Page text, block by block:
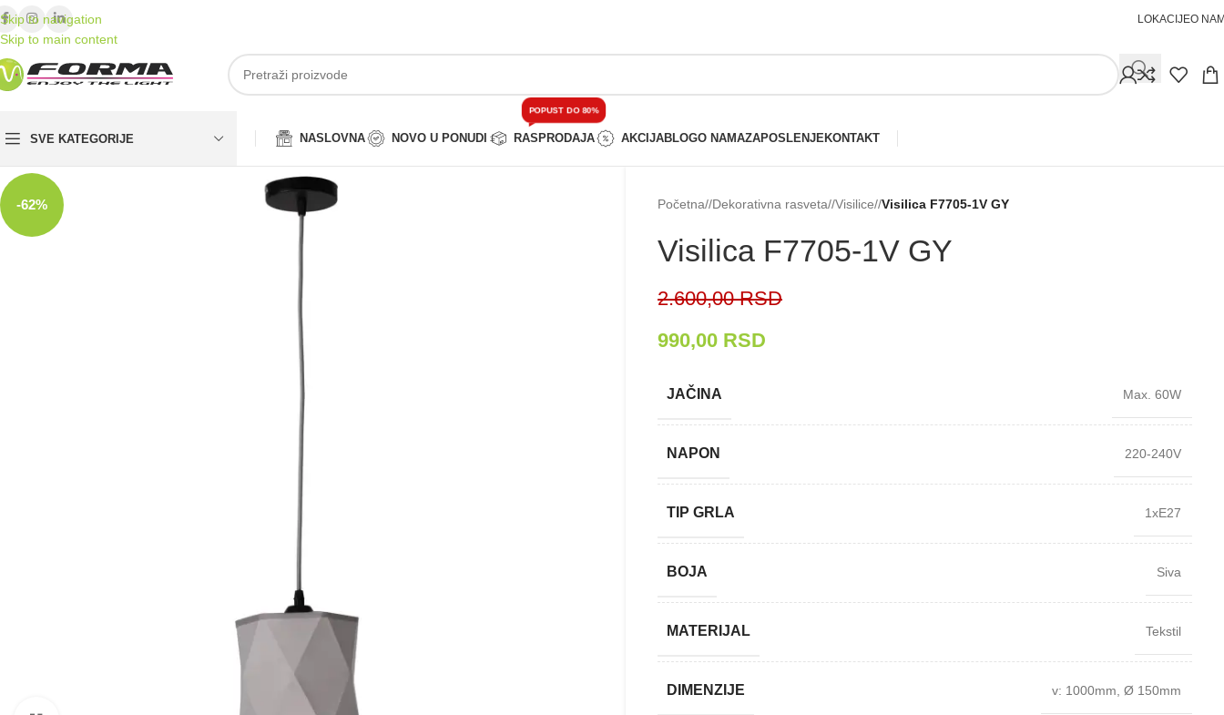
Skip to navigation
Skip to main content
LOKACIJEO
SVE KATEGORIJE NASLOVNA NOVO U PONUDI RASPRODAJA
POPUST DO 80%
AKCIJABLOGO NAMAZAPOSLENJEKONTAKT
-62% Početna/ Dekorativna rasveta/ Visilice/ Visilica F7705-⁠1V GY
Visilica F7705-⁠1V GY
2.600,00RSD
990,00 RSD
JAČINA Max. 60W
NAPON 220-240V
TIP GRLA 1xE27
BOJA Siva
MATERIJAL Tekstil
DIMENZIJE v: 1000mm Ø 150mm